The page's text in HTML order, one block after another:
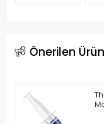
Önerilen